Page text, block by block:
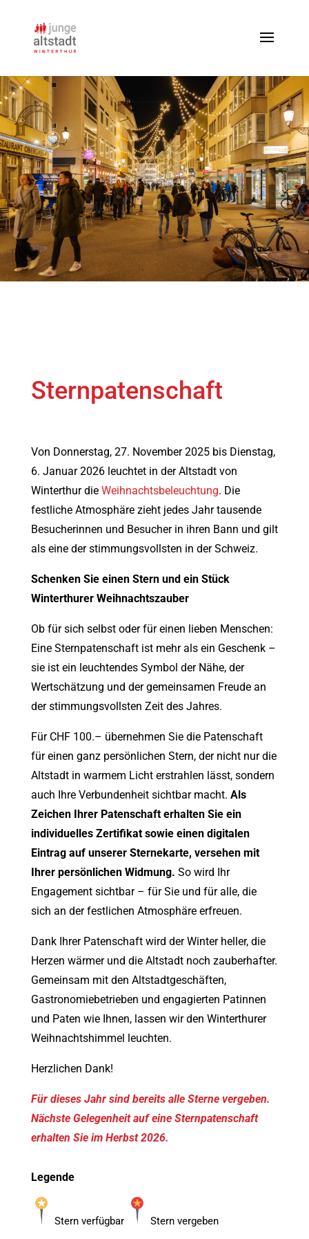
Sternpatenschaft
Von Donnerstag, 27. November 2025 bis Dienstag,
6. Januar 2026 leuchtet in der Altstadt von
Winterthur die Weihnachtsbeleuchtung. Die
festliche Atmosphäre zieht jedes Jahr tausende
Besucherinnen und Besucher in ihren Bann und gilt
als eine der stimmungsvollsten in der Schweiz.
Schenken Sie einen Stern und ein Stück
Winterthurer Weihnachtszauber
Ob für sich selbst oder für einen lieben Menschen:
Eine Sternpatenschaft ist mehr als ein Geschenk –
sie ist ein leuchtendes Symbol der Nähe, der
Wertschätzung und der gemeinsamen Freude an
der stimmungsvollsten Zeit des Jahres.
Für CHF 100.– übernehmen Sie die Patenschaft
für einen ganz persönlichen Stern, der nicht nur die
Altstadt in warmem Licht erstrahlen lässt, sondern
auch Ihre Verbundenheit sichtbar macht. Als
Zeichen Ihrer Patenschaft erhalten Sie ein
individuelles Zertifikat sowie einen digitalen
Eintrag auf unserer Sternekarte, versehen mit
Ihrer persönlichen Widmung. So wird Ihr
Engagement sichtbar – für Sie und für alle, die
sich an der festlichen Atmosphäre erfreuen.
Dank Ihrer Patenschaft wird der Winter heller, die
Herzen wärmer und die Altstadt noch zauberhafter.
Gemeinsam mit den Altstadtgeschäften,
Gastronomiebetrieben und engagierten Patinnen
und Paten wie Ihnen, lassen wir den Winterthurer
Weihnachtshimmel leuchten.
Herzlichen Dank!
Für dieses Jahr sind bereits alle Sterne vergeben.
Nächste Gelegenheit auf eine Sternpatenschaft
erhalten Sie im Herbst 2026.
Legende
Stern verfügbar Stern vergeben